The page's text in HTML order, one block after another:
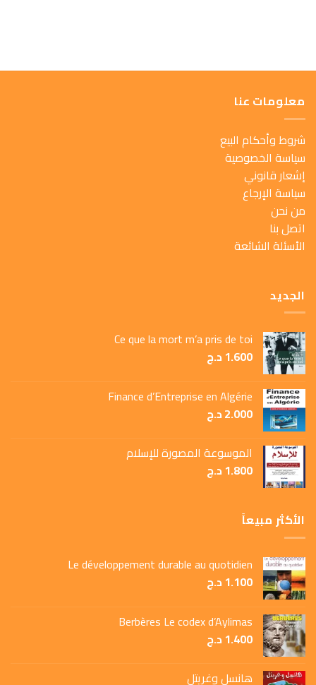
معلومات عنا
شروط وأحكام البيع
سياسة الخصوصية
إشعار قانوني
سياسة الإرجاع
من نحن
اتصل بنا
الأسئلة الشائعة
الجديد
Ce que la mort m’a pris de toi
1.600د.ج
Finance d’Entreprise en Algérie
2.000د.ج
الموسوعة المصورة للإسلام
1.800د.ج
الأكثر مبيعاً
Le développement durable au quotidien
1.100د.ج
Berbères Le codex d’Aylimas
1.400د.ج
هانسل وغريتل